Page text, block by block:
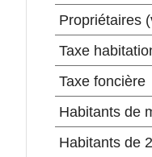
Propriétaires
Taxe
Taxe foncière
Habitants de
Habitants de